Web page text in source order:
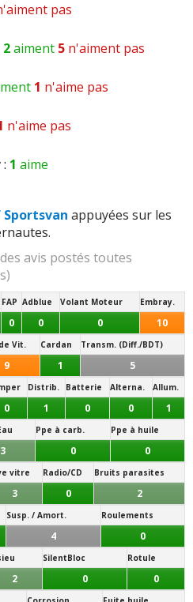
pas
2aiment 5 n'aiment pas
1 n'aime pas
n'aime pas
: 1 aime
Sportsvan appuyées sur les
avis postés toutes
FAP Adblue Volant Moteur Embray.
0 0 0 10
Vit. Cardan Transm. (Diff./BDT)
9 1 5
Distrib. Batterie Alterna. Allum.
0 1 0 0 1
Ppe à carb. Ppe à huile
3 0 0
vitre Radio/CD Bruits parasites
3 0 2
Susp. / Amort. Roulements
4 0
SilentBloc Rotule
2 0 0